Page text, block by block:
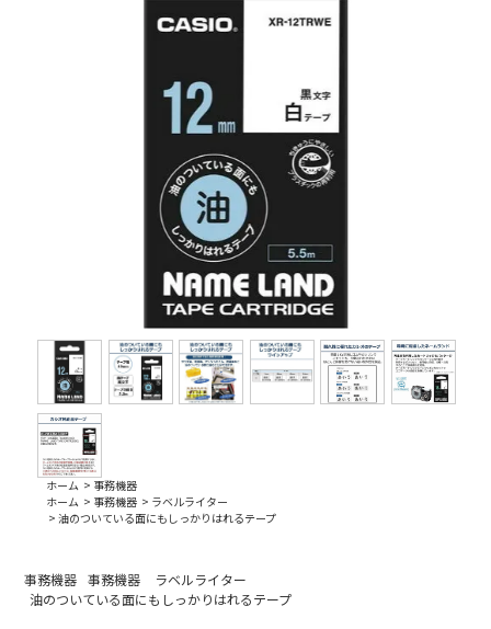
ホーム > 事務機器
ホーム > 事務機器 > ラベルライター
>油のついている面にもしっかりはれるテープ
事務機器 事務機器
ラベルライター
油のついている面にもしっかりはれるテープ